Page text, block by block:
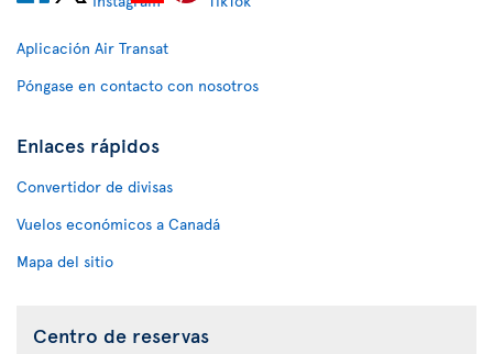
Aplicación Air Transat
Póngase en contacto con nosotros
Enlaces rápidos
Convertidor de divisas
Vuelos económicos a Canadá
Mapa del sitio
Centro de reservas